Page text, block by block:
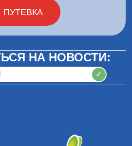
ПУТЕВКА
НА НОВОСТИ:
✓